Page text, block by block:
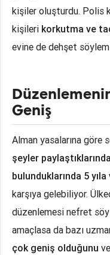
kişiler oluşturdu. Polis
kişileri korkutma ve
evine de dehşet
Geniş
Alman yasalarına göre
şeyler
bulunduklarında 5
karşıya gelebiliyor.
düzenlemesi nefret
amaçlasa da bazı
çok geniş olduğunu